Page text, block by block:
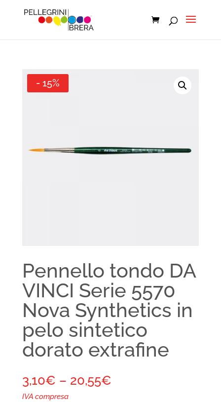
- 15%
Pennello tondo DA
VINCI Serie 5570
Nova Synthetics in
pelo sintetico
dorato extrafine
3,10€ – 20,55€
IVA compresa